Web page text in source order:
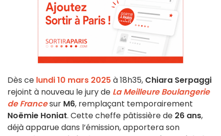
Dès ce lundi 10 mars 2025 à 18h35, Chiara Serpaggi
rejoint à nouveau le jury de La Meilleure Boulangerie
de Francesur M6, remplaçant temporairement
Noëmie Honiat. Cette cheffe pâtissière de 26 ans,
déjà apparue dans l’émission, apportera son